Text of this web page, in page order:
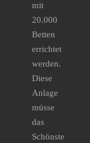
mit
20.000
Betten
errichtet
werden.
Diese
Anlage
müsse
das
Schönste